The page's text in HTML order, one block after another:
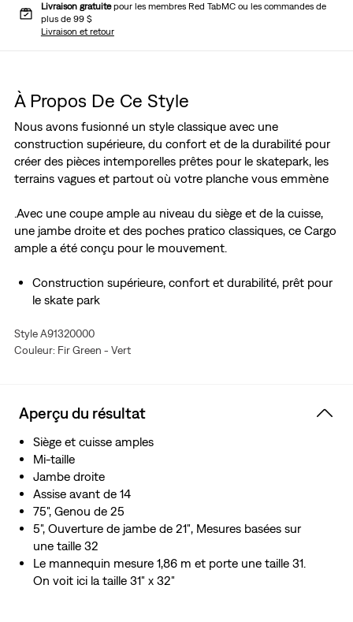
Livraison gratuitepour les membres Red TabMC ou les commandes de
plus de 99 $
Livraison et retour
À Propos De Ce Style
Nous avons fusionné un style classique avec une
construction supérieure, du confort et de la durabilité pour
créer des pièces intemporelles prêtes pour le skatepark, les
terrains vagues et partout où votre planche vous emmène
.Avec une coupe ample au niveau du siège et de la cuisse,
une jambe droite et des poches pratico classiques, ce Cargo
ample a été conçu pour le mouvement.
Construction supérieure, confort et durabilité, prêt pour
le skate park
Taillé avec une coupe ample
Confection extensible pour plus de liberté de
Style A91320000
Couleur: Fir Green - Vert
Aperçu du résultat
Siège et cuisse amples
Mi-taille
Jambe droite
Assise avant de 14
75", Genou de 25
5", Ouverture de jambe de 21″, Mesures basées sur
une taille 32
Le mannequin mesure 1,86 m et porte une taille 31.
On voit ici la taille 31″ x 32″